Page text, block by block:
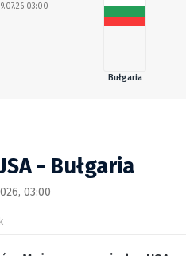
03:00
Bułgaria
- Bułgaria
03:00